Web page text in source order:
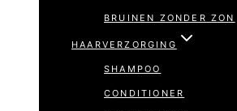
BRUINEN ZONDER ZON
HAARVERZORGING
SHAMPOO
CONDITIONER